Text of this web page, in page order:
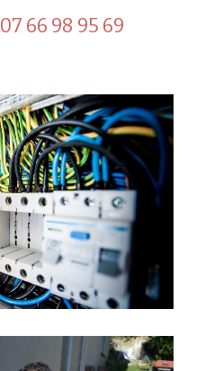
07 66 98 95 69